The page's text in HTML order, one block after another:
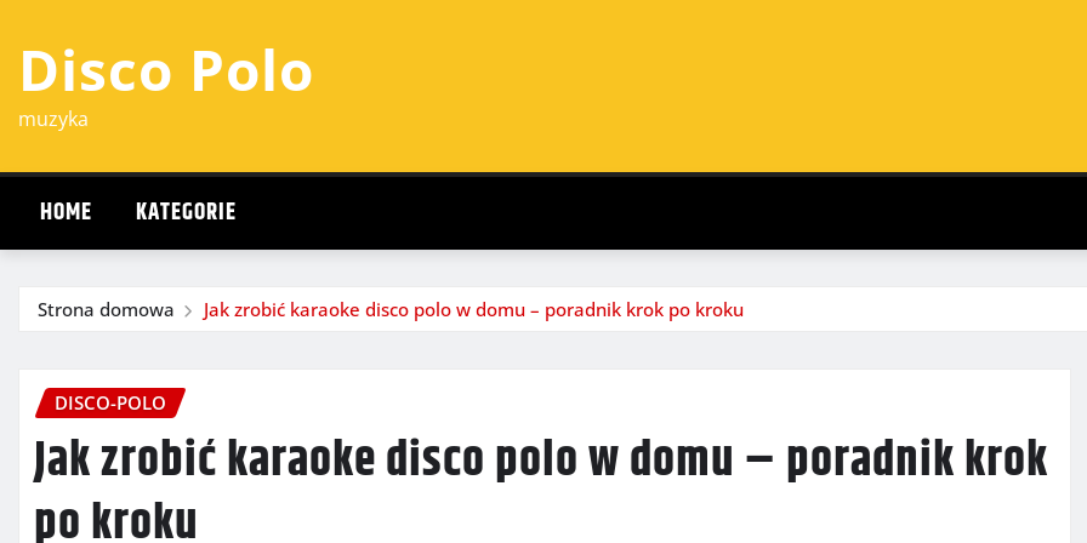
treściDisco Polo
muzyka
HOME KATEGORIE
Strona domowa Jak zrobić karaoke disco polo w domu – poradnik krok po kroku
DISCO-POLO
Jak zrobić karaoke disco polo w domu – poradnik krok
po kroku